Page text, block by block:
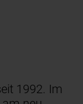
1992. Im